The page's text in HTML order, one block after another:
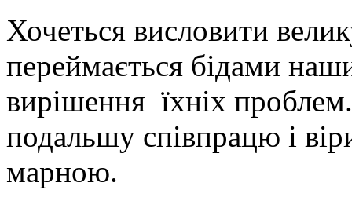
Хочеться висловити
переймається бідами
вирішення їхніх
подальшу співпрацю і
марною.